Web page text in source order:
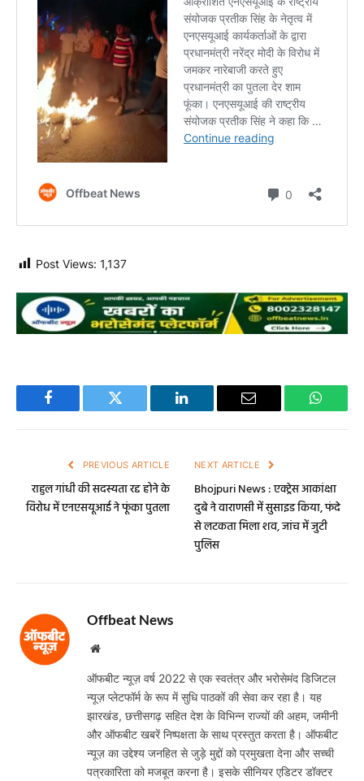
Post Views: 1,137
Facebook Twitter LinkedIn Email
PREVIOUS ARTICLE
राहुल गांधी की सदस्यता रद्द होने के
विरोध में एनएसयूआई ने फूंका पुतला
NEXT ARTICLE
Bhojpuri News : एक्ट्रेस आकांक्षा
दुबे ने वाराणसी में सुसाइड किया, फंदे
से लटकता मिला शव, जांच में जुटी
पुलिस
Offbeat News
Website
ऑफबीट न्यूज़ वर्ष 2022 से एक स्वतंत्र और भरोसेमंद डिजिटल
न्यूज़ प्लेटफॉर्म के रूप में सुधि पाठकों की सेवा कर रहा है। यह
झारखंड, छत्तीसगढ़ सहित देश के विभिन्न राज्यों की अहम, जमीनी
और ऑफबीट खबरें निष्पक्षता के साथ प्रस्तुत करता है। ऑफबीट
न्यूज़ का उद्देश्य जनहित से जुड़े मुद्दों को प्रमुखता देना और सच्ची
पत्रकारिता को मजबूत करना है। इसके सीनियर एडिटर डॉक्टर